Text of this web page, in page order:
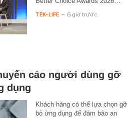
TEK-LIFE - 6 giờ trước
cáo người dùng gỡ
dụng
Khách hàng có thể lựa chọn gỡ
bỏ ứng dụng để đảm bảo an